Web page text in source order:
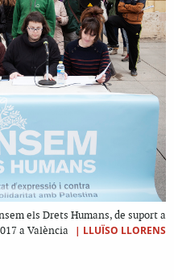
els Drets Humans, de suport a
a València
| LLUÏSO LLORENS